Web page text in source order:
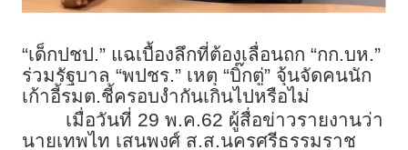
“เด็กปชป.” แฉเบื้องลึกที่ต้องเลื่อนถก “กก.บห.”
ร่วมรัฐบาล “พปชร.” เหตุ “บิ๊กตู่” จุ้นจัดคนนัก
เก้าอี้รมต.ชี้ครอบงำกันเกินไปหรือไม่
เมื่อวันที่ 29 พ.ค.62 ผู้สื่อข่าวรายงานว่า
นายเทพไท เสนพงศ์ ส.ส.นครศรีธรรมราช